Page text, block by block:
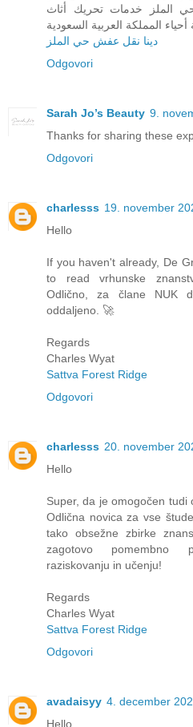
الملز خدمات تحريك أثاث
دينا نقل عفش حي الملز
Odgovori
Sarah Jo’s Beauty 9.
Thanks for sharing these
Odgovori
charlesss 19. november
Hello
If you haven't already, De
to read vrhunske
Odlično, za člane NUK
oddaljeno. 🚀
Regards
Charles Wyat
Sattva Forest Ridge
Odgovori
charlesss 20. november
Hello
Super, da je omogočen tudi
Odlična novica za vse
tako obsežne zbirke
zagotovo pomembno
raziskovanju in učenju!
Regards
Charles Wyat
Sattva Forest Ridge
Odgovori
avadaisyy 4. december
Hello